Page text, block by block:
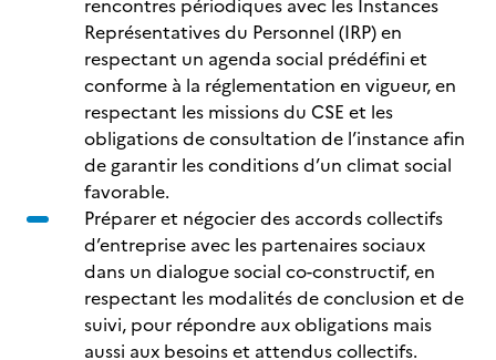
rencontres périodiques avec les Instances
Représentatives du Personnel (IRP) en
respectant un agenda social prédéfini et
conforme à la réglementation en vigueur, en
respectant les missions du CSE et les
obligations de consultation de l’instance afin
de garantir les conditions d’un climat social
favorable.
Préparer et négocier des accords collectifs
d’entreprise avec les partenaires sociaux
dans un dialogue social co-constructif, en
respectant les modalités de conclusion et de
suivi, pour répondre aux obligations mais
aussi aux besoins et attendus collectifs.